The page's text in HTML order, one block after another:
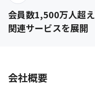
会員数1,500万人超
関連サービスを展開
会社概要